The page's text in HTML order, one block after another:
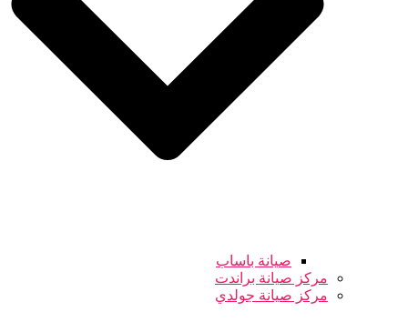
صيانة باساب
مركز صيانة براندت
مركز صيانة جولدي